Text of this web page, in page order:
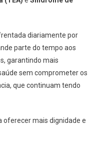
diariamente por
parte do tempo aos
garantindo mais
sem comprometer os
que continuam tendo
oferecer mais dignidade e